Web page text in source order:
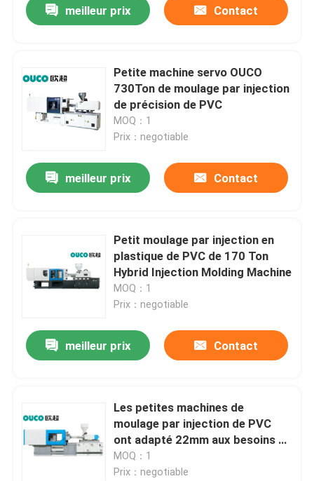
meilleur prix Contact
Petite machine servo OUCO
730Ton de moulage par injection
de précision de PVC
MOQ：1
Prix：negotiable
meilleur prix Contact
Petit moulage par injection en
plastique de PVC de 170 Ton
Hybrid Injection Molding Machine
MOQ：1
Prix：negotiable
meilleur prix Contact
Les petites machines de
moulage par injection de PVC
ont adapté 22mm aux besoins du
client 300rpm
MOQ：1
Prix：negotiable